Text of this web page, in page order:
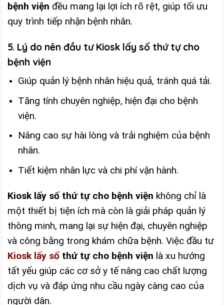
bệnh viện đều mang lại lợi ích rõ rệt, giúp tối ưu
quy trình tiếp nhận bệnh nhân.
5. Lý do nên đầu tư Kiosk lấy số thứ tự cho
bệnh viện
Giúp quản lý bệnh nhân hiệu quả, tránh quá tải.
Tăng tính chuyên nghiệp, hiện đại cho bệnh
viện.
Nâng cao sự hài lòng và trải nghiệm của bệnh
nhân.
Tiết kiệm nhân lực và chi phí vận hành.
Kiosk lấy số thứ tự cho bệnh viện không chỉ là
một thiết bị tiện ích mà còn là giải pháp quản lý
thông minh, mang lại sự hiện đại, chuyên nghiệp
và công bằng trong khám chữa bệnh. Việc đầu tư
Kiosk lấy sốthứ tự cho bệnh viện là xu hướng
tất yếu giúp các cơ sở y tế nâng cao chất lượng
dịch vụ và đáp ứng nhu cầu ngày càng cao của
người dân.